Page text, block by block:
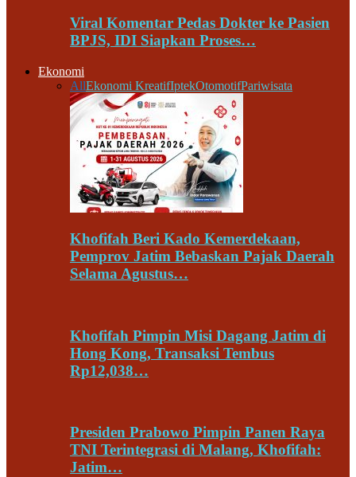
Viral Komentar Pedas Dokter ke Pasien
BPJS, IDI Siapkan Proses…
Ekonomi
AllEkonomi KreatifIptekOtomotifPariwisata
Khofifah Beri Kado Kemerdekaan,
Pemprov Jatim Bebaskan Pajak Daerah
Selama Agustus…
Khofifah Pimpin Misi Dagang Jatim di
Hong Kong, Transaksi Tembus
Rp12,038…
Presiden Prabowo Pimpin Panen Raya
TNI Terintegrasi di Malang, Khofifah:
Jatim…